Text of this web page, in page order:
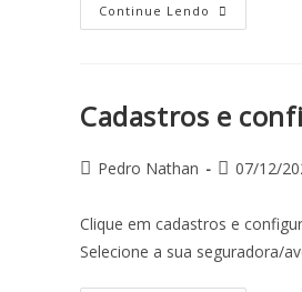
Continue Lendo
Cadastros e
Pedro Nathan 07/12/
Clique em cadastros e
Selecione a sua seguradora/